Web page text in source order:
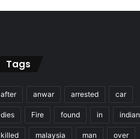
Tags
after anwar arrested car
dies Fire found in indian
killed malaysia man over